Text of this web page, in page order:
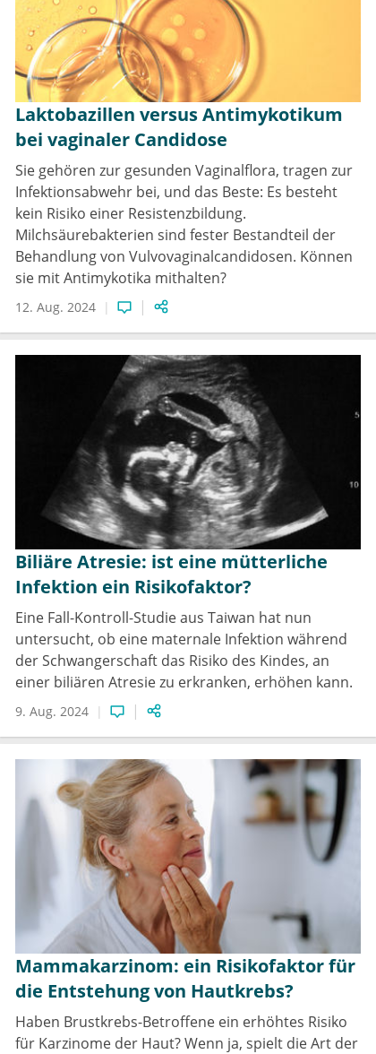
Laktobazillen versus Antimykotikum
bei vaginaler Candidose
Sie gehören zur gesunden Vaginalflora, tragen zur
Infektionsabwehr bei, und das Beste: Es besteht
kein Risiko einer Resistenzbildung.
Milchsäurebakterien sind fester Bestandteil der
Behandlung von Vulvovaginalcandidosen. Können
sie mit Antimykotika mithalten?
12. Aug. 2024
Biliäre Atresie: ist eine mütterliche
Infektion ein Risikofaktor?
Eine Fall-Kontroll-Studie aus Taiwan hat nun
untersucht, ob eine maternale Infektion während
der Schwangerschaft das Risiko des Kindes, an
einer biliären Atresie zu erkranken, erhöhen kann.
9. Aug. 2024
Mammakarzinom: ein Risikofaktor für
die Entstehung von Hautkrebs?
Haben Brustkrebs-Betroffene ein erhöhtes Risiko
für Karzinome der Haut? Wenn ja, spielt die Art der